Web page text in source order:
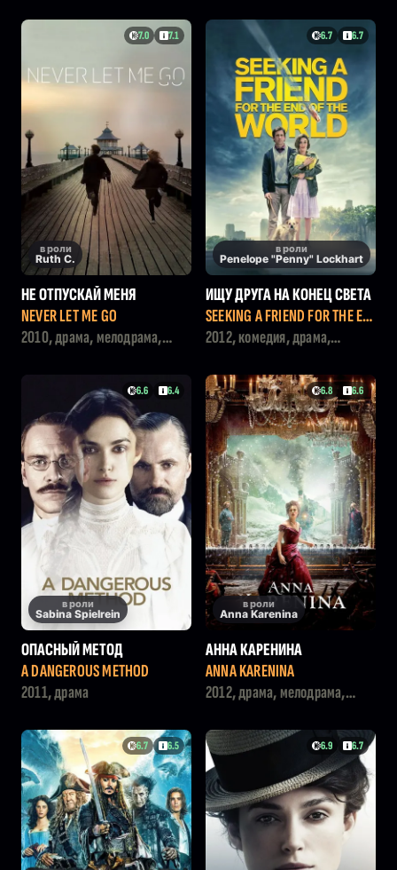
7.0 7.1
в роли
Ruth C.
НЕ ОТПУСКАЙ МЕНЯ
NEVER LET ME GO
2010, драма, мелодрама,
6.7 6.7
в роли
Penelope "Penny" Lockhart
ИЩУ ДРУГА НА КОНЕЦ СВЕТА
SEEKING A FRIEND FOR THE EN
D OF THE WORLD
2012, комедия, драма,
6.6 6.4
в роли
Sabina Spielrein
ОПАСНЫЙ МЕТОД
A DANGEROUS METHOD
2011, драма
6.8 6.6
в роли
Anna Karenina
АННА КАРЕНИНА
ANNA KARENINA
2012, драма, мелодрама,
6.7 6.5 6.9 6.7